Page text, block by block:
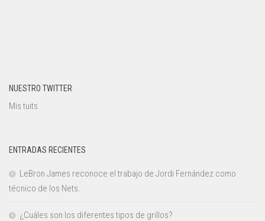
NUESTRO TWITTER
Mis tuits
ENTRADAS RECIENTES
LeBron James reconoce el trabajo de Jordi Fernández como
técnico de los Nets.
¿Cuáles son los diferentes tipos de grillos?